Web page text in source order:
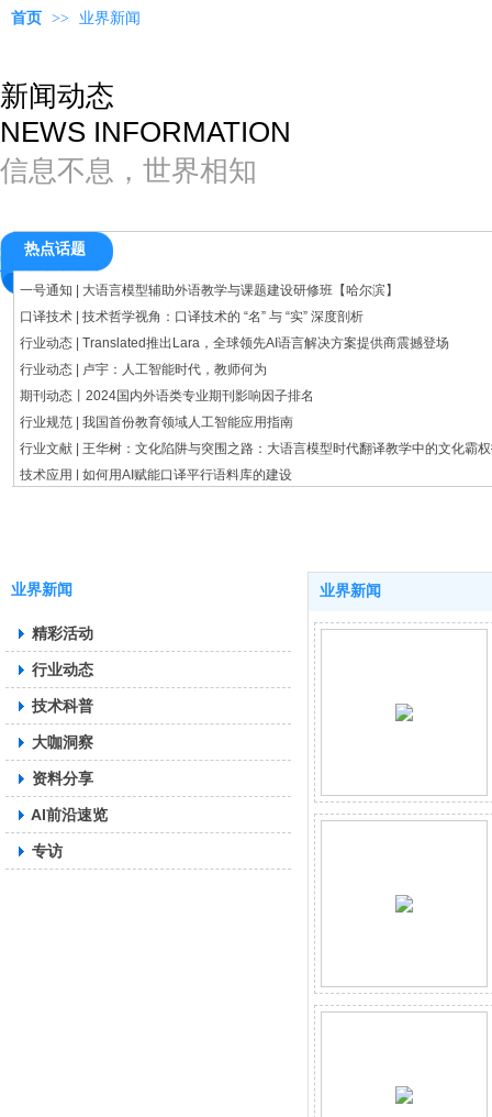
首页 >> 业界新闻
热点话题
一号通知 | 大语言模型辅助外语教学与课题建设研修班【哈尔滨】
口译技术 | 技术哲学视角：口译技术的 “名” 与 “实” 深度剖析
行业动态 | Translated推出Lara，全球领先AI语言解决方案提供商震撼登场
行业动态 | 卢宇：人工智能时代，教师何为
期刊动态丨2024国内外语类专业期刊影响因子排名
行业规范 | 我国首份教育领域人工智能应用指南
行业文献 | 王华树：文化陷阱与突围之路：大语言模型时代翻译教学中的文化霸
技术应用 | 如何用AI赋能口译平行语料库的建设
行业报告 | 【必读】ALC发布2024行业调查报告，助力语言服务公司脱颖而出
技术应用 | 提升阅读效率：用 Bionic for Zotero 打造科研阅读新体验
技术评论 | 人本主义学习理论视野下ChatGPT对于学生日常学习帮助的思考
行业观察 | 郑咏滟：生成式人工智能在外语教育中的应用:关键争议与理论构建
行业报告 |《2024中华文化符号国际传播指数（CSIC）报告》发布
AI带你读｜与AI一起3分钟学习最新口译技术文章
行业动态｜《中国互联网发展报告2024》和《世界互联网发展报告2024》蓝皮
信息不息，世界相知
新闻动态
NEWS INFORMATION
业界新闻
精彩活动
行业动态
技术科普
大咖洞察
资料分享
AI前沿速览
专访
业界新闻